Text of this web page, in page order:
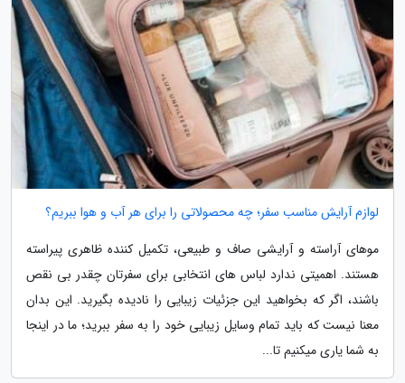
لوازم آرایش مناسب سفر؛ چه محصولاتی را برای هر آب و هوا ببریم؟
موهای آراسته و آرایشی صاف و طبیعی، تکمیل کننده ظاهری پیراسته
هستند. اهمیتی ندارد لباس های انتخابی برای سفرتان چقدر بی نقص
باشند، اگر که بخواهید این جزئیات زیبایی را نادیده بگیرید. این بدان
معنا نیست که باید تمام وسایل زیبایی خود را به سفر ببرید؛ ما در اینجا
به شما یاری میکنیم تا...